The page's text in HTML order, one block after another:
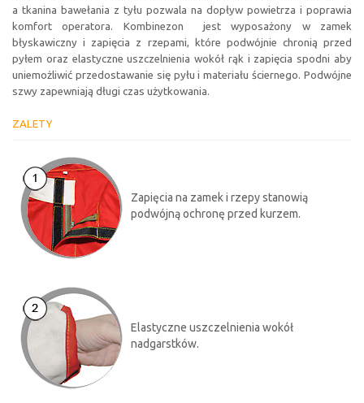
a tkanina bawełania z tyłu pozwala na dopływ powietrza i poprawia
komfort operatora. Kombinezon jest wyposażony w zamek
błyskawiczny i zapięcia z rzepami, które podwójnie chronią przed
pyłem oraz elastyczne uszczelnienia wokół rąk i zapięcia spodni aby
uniemożliwić przedostawanie się pyłu i materiału ściernego. Podwójne
szwy zapewniają długi czas użytkowania.
ZALETY
Zapięcia na zamek i rzepy stanowią
podwójną ochronę przed kurzem.
Elastyczne uszczelnienia wokół
nadgarstków.